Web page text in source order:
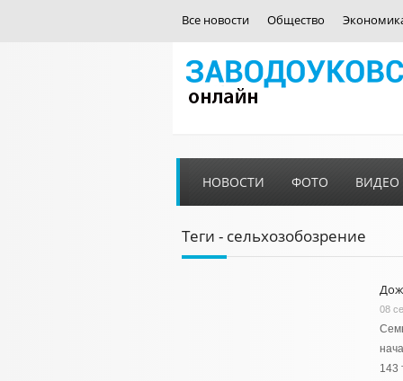
Все новости Общество
НОВОСТИ ФОТО ВИДЕО
Теги - сельхозобозрение
08
143